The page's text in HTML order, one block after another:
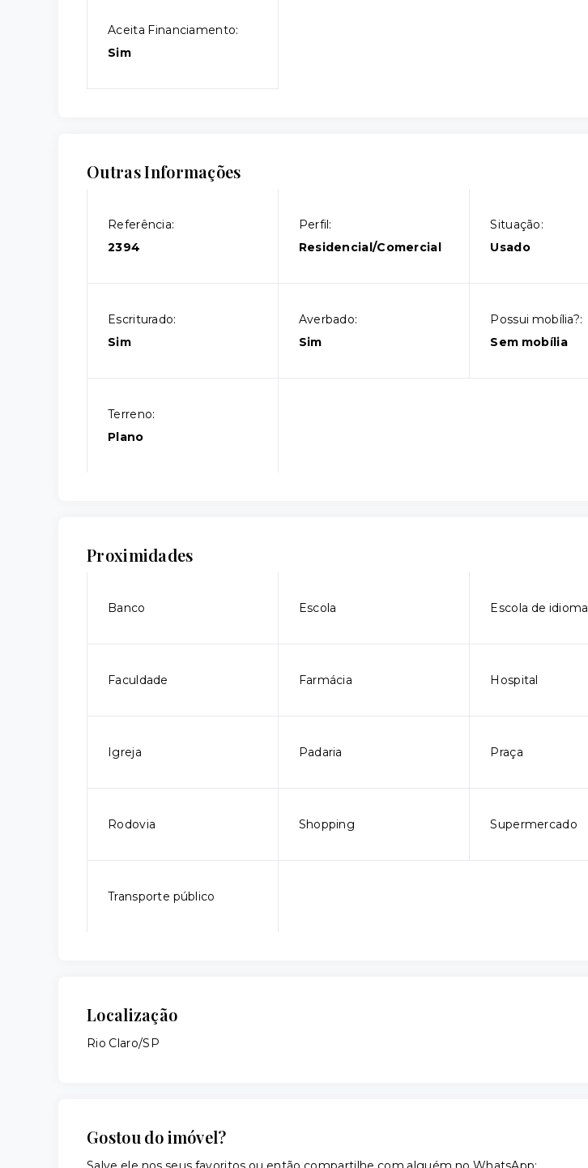
Aceita Financiamento:
Sim
Outras Informações
Referência:
2394
Perfil:
Residencial/Comercial
Situação:
Usado
Escriturado:
Sim
Averbado:
Sim
Possui mobília?:
Sem mobília
Terreno:
Plano
Proximidades
Banco Escola Escola de idioma
Faculdade Farmácia Hospital
Igreja Padaria Praça
Rodovia Shopping Supermercado
Transporte público
Localização
Rio Claro/SP
Gostou do imóvel?